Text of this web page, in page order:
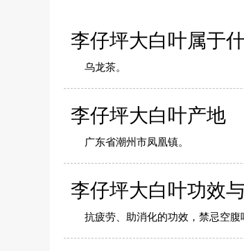
李仔坪大白叶属于
乌龙茶。
李仔坪大白叶产地
广东省潮州市凤凰镇。
李仔坪大白叶功效
抗疲劳、助消化的功效，禁忌空腹